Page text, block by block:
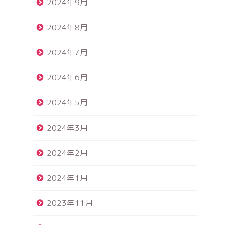
2024年9月
2024年8月
2024年7月
2024年6月
2024年5月
2024年3月
2024年2月
2024年1月
2023年11月